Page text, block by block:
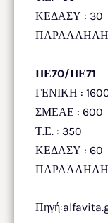
ΚΕΔΑΣΥ : 30
ΠΑΡΑΛΛΗΛΗ :
ΠΕ70/ΠΕ71
ΓΕΝΙΚΗ :
ΣΜΕΑΕ : 600
Τ.Ε. : 350
ΚΕΔΑΣΥ : 60
ΠΑΡΑΛΛΗΛΗ :